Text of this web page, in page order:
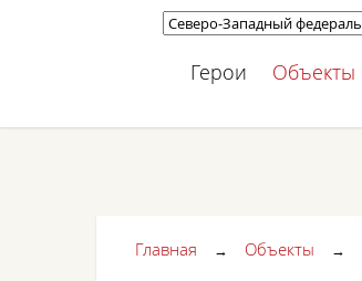
Герои Объекты
Главная → Объекты →